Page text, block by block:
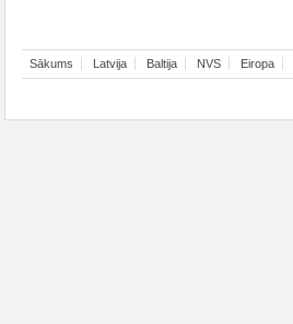
Sākums Latvija Baltija NVS Eiropa